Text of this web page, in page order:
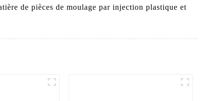
de pièces de moulage par injection plastique et